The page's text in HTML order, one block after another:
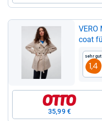
VERO
coat
Sehr gut
1,4
35,99 €